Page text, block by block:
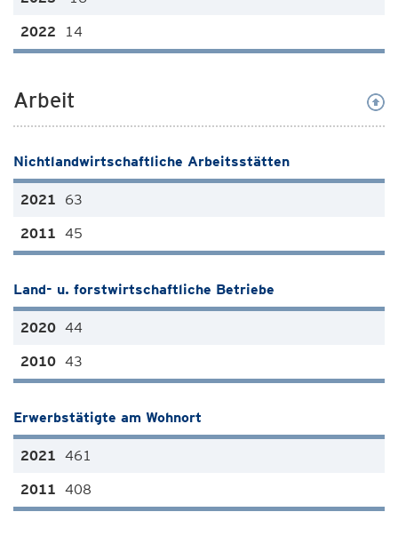
14
Arbeit
Nichtlandwirtschaftliche Arbeitsstätten
63
45
Land- u. forstwirtschaftliche Betriebe
44
43
Erwerbstätigte am Wohnort
461
408